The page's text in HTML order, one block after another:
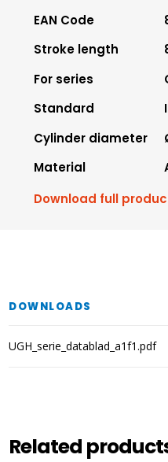
EAN Code
Stroke length
For series
Standard
Cylinder diameter
Material
Download full
DOWNLOADS
UGH_serie_datablad_a1f1.pdf
Related